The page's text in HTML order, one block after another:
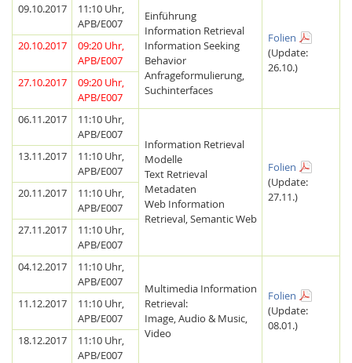
Feeds
09.10.2017
11:10 Uhr,
APB/E007
Einführung
Information Retrieval
Information Seeking
Behavior
Anfrageformulierung,
Suchinterfaces
Folien
(Update:
26.10.)
20.10.2017
09:20 Uhr,
APB/E007
27.10.2017
09:20 Uhr,
APB/E007
06.11.2017
11:10 Uhr,
APB/E007
Information Retrieval
Modelle
Text Retrieval
Metadaten
Web Information
Retrieval, Semantic Web
Folien
(Update:
27.11.)
13.11.2017
11:10 Uhr,
APB/E007
20.11.2017
11:10 Uhr,
APB/E007
27.11.2017
11:10 Uhr,
APB/E007
04.12.2017
11:10 Uhr,
APB/E007
Multimedia Information
Retrieval:
Image, Audio & Music,
Video
Folien
(Update:
08.01.)
11.12.2017
11:10 Uhr,
APB/E007
18.12.2017
11:10 Uhr,
APB/E007